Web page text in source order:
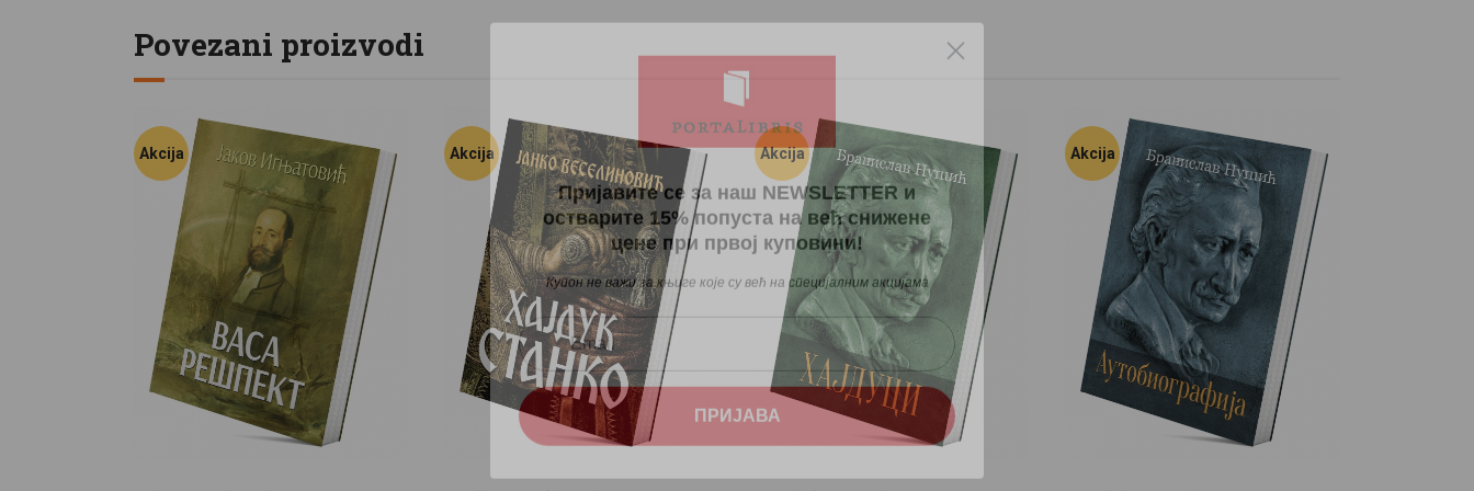
Povezani proizvodi
Akcija Akcija Akcija Akcija
Пријавите се за наш NEWSLETTER и
остварите 15% попуста на већ снижене
цене при првој куповини!
Купон не важи за књиге које су већ на специјалним акцијама
ПРИЈАВА